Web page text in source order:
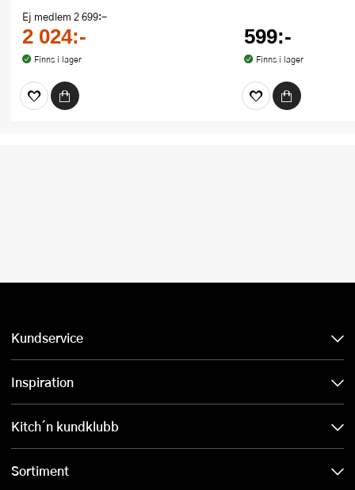
Ej medlem 2 699:-
2 024:-
Finns i lager
599:-
Finns i lager
Kundservice
Inspiration
Kitch´n kundklubb
Sortiment